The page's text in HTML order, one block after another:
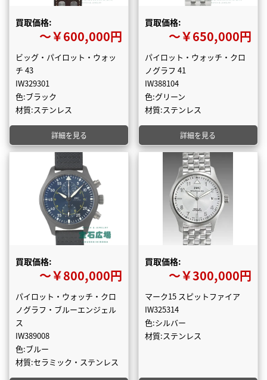
買取価格:
〜￥600,000円
ビッグ・パイロット・ウォッ
チ 43
IW329301
色:ブラック
材質:ステンレス
詳細を見る
買取価格:
〜￥650,000円
パイロット・ウォッチ・クロ
ノグラフ 41
IW388104
色:グリーン
材質:ステンレス
詳細を見る
買取価格:
〜￥800,000円
パイロット・ウォッチ・クロ
ノグラフ・ブルーエンジェル
ス
IW389008
色:ブルー
材質:セラミック・ステンレス
買取価格:
〜￥300,000円
マーク15 スピットファイア
IW325314
色:シルバー
材質:ステンレス